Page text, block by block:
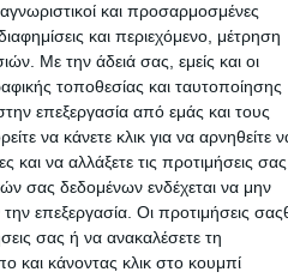
και προσαρμοσμένες
και περιεχόμενο, μέτρηση
Με την άδειά σας, εμείς και οι
τοποθεσίας και ταυτοποίησης
επεξεργασία από εμάς και τους
να κάνετε κλικ για να αρνηθείτε
να αλλάξετε τις προτιμήσεις σας
σας δεδομένων ενδέχεται να μην
επεξεργασία. Οι προτιμήσεις
σας ή να ανακαλέσετε τη
και κάνοντας κλικ στο κουμπί
προοπτική.
πελάτες μας όσο και